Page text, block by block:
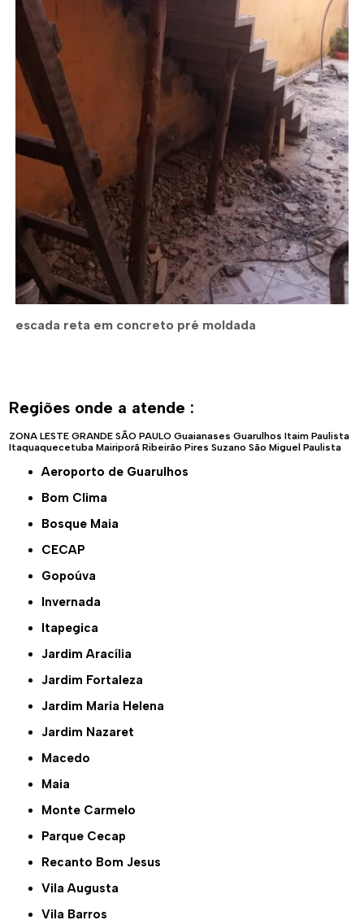
escada reta em concreto pré moldada
Regiões onde a atende :
ZONA LESTE GRANDE SÃO PAULO Guaianases Guarulhos Itaim Paulista
Itaquaquecetuba Mairiporã Ribeirão Pires Suzano São Miguel Paulista
Aeroporto de Guarulhos
Bom Clima
Bosque Maia
CECAP
Gopoúva
Invernada
Itapegica
Jardim Aracília
Jardim Fortaleza
Jardim Maria Helena
Jardim Nazaret
Macedo
Maia
Monte Carmelo
Parque Cecap
Recanto Bom Jesus
Vila Augusta
Vila Barros